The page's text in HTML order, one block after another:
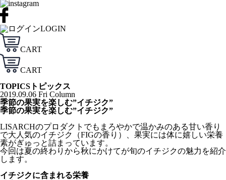
LOGIN
CART
CART
TOPICS トピックス
2019.09.06 Fri Column
季節の果実を楽しむ”イチジク”
季節の果実を楽しむ”イチジク”
LISARCHのプロダクトでもまろやかで温かみのある甘い香り
で大人気のイチジク（FIGの香り）、果実には体に嬉しい栄養
素がぎゅっと詰まっています。
今回は夏の終わりから秋にかけてが旬のイチジクの魅力を紹介
します。
イチジクに含まれる栄養